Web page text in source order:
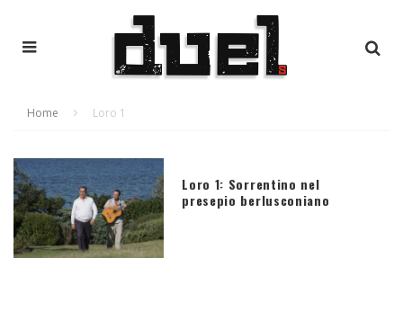
Home Loro 1
Loro 1: Sorrentino nel
presepio berlusconiano